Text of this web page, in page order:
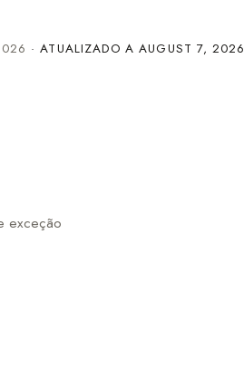
· ATUALIZADO AAUGUST 7, 2026
exceção